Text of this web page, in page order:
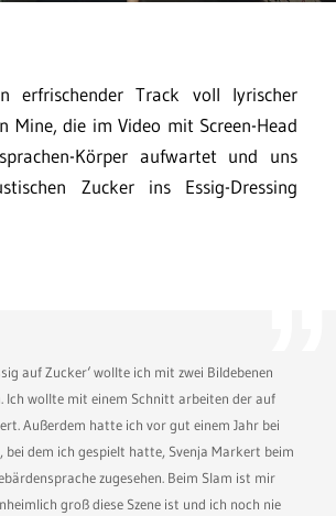
erfrischender Track voll lyrischer
Mine, die im Video mit Screen-Head
Körper aufwartet und uns
Zucker ins Essig-Dressing
auf Zucker‘ wollte ich mit zwei Bildebenen
Ich wollte mit einem Schnitt arbeiten der auf
Außerdem hatte ich vor gut einem Jahr bei
bei dem ich gespielt hatte, Svenja Markert beim
zugesehen. Beim Slam ist mir
groß diese Szene ist und ich noch nie